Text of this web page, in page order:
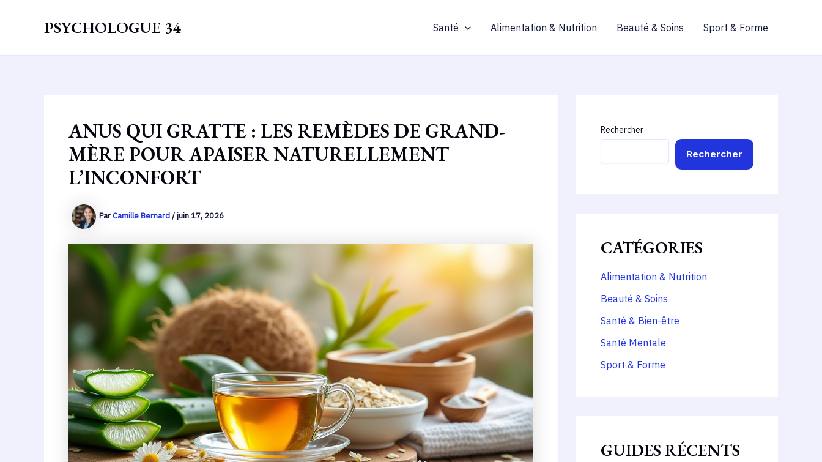
PSYCHOLOGUE 34 Santé Alimentation & Nutrition Beauté & Soins Sport & Forme
ANUS QUI GRATTE : LES REMÈDES DE GRAND-
MÈRE POUR APAISER NATURELLEMENT
L’INCONFORT
ParCamille Bernard/juin 17, 2026
Rechercher
Rechercher
CATÉGORIES
Alimentation & Nutrition
Beauté & Soins
Santé & Bien-être
Santé Mentale
Sport & Forme
GUIDES RÉCENTS